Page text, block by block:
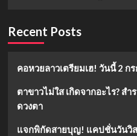
Recent Posts
คอหวยลาวเตรียมเฮ! วันนี้ 2 ก
ตาขาวไม่ใส เกิดจากอะไร? ส
ดวงตา
แจกพิกัดสายบุญ! แคปชั่นวันวิ